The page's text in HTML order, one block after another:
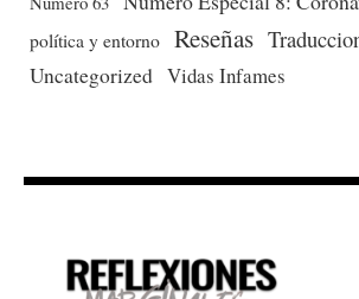
política y entorno Reseñas
Uncategorized Vidas Infames